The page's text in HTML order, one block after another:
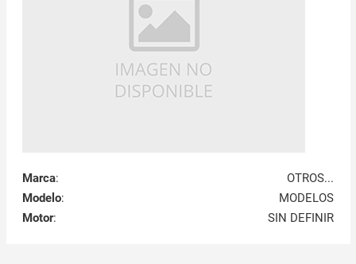
Marca:
OTROS...
Modelo:
MODELOS
Motor: SIN DEFINIR